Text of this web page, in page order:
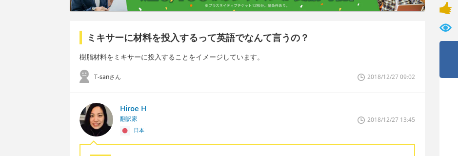
ミキサーに材料を投入するって英語でなんて言うの？
樹脂材料をミキサーに投入することをイメージしています。
T-sanさん 2018/12/27 09:02
Hiroe H
翻訳家
日本
2018/12/27 13:45